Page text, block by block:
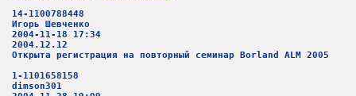
14-1100788448
Игорь Шевченко
2004-11-18 17:34
2004.12.12
Открыта регистрация на повторный семинар Borland ALM 2005
1-1101658158
dimson301